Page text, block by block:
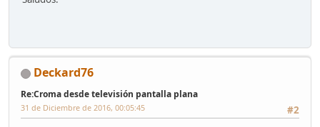
Deckard76
Re:Croma desde televisión pantalla plana
#2
31 de Diciembre de 2016, 00:05:45